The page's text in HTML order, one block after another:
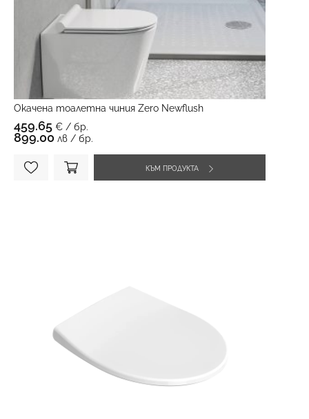
Окачена тоалетна чиния Zero Newflush
459.65 € / бр.
899.00 лв / бр.
КЪМ ПРОДУКТА